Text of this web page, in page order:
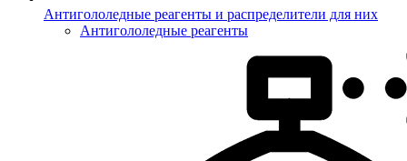
Антигололедные реагенты и распределители для них
Антигололедные реагенты